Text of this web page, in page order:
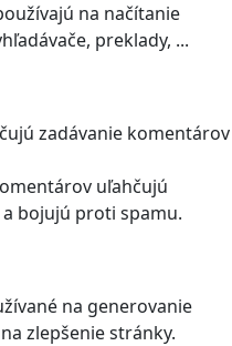
na načítanie
preklady, ...
zadávanie komentárov
uľahčujú
bojujú proti spamu.
na generovanie
zlepšenie stránky.